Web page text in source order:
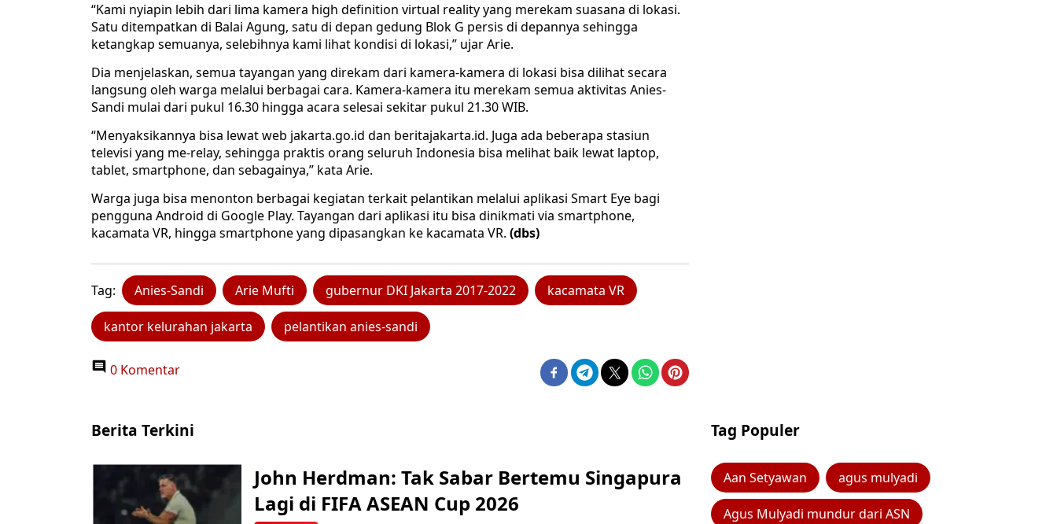
“Kami nyiapin lebih dari lima kamera high definition virtual reality yang merekam suasana di lokasi.
Satu ditempatkan di Balai Agung, satu di depan gedung Blok G persis di depannya sehingga
ketangkap semuanya, selebihnya kami lihat kondisi di lokasi,” ujar Arie.
Dia menjelaskan, semua tayangan yang direkam dari kamera-kamera di lokasi bisa dilihat secara
langsung oleh warga melalui berbagai cara. Kamera-kamera itu merekam semua aktivitas Anies-
Sandi mulai dari pukul 16.30 hingga acara selesai sekitar pukul 21.30 WIB.
“Menyaksikannya bisa lewat web jakarta.go.id dan beritajakarta.id. Juga ada beberapa stasiun
televisi yang me-relay, sehingga praktis orang seluruh Indonesia bisa melihat baik lewat laptop,
tablet, smartphone, dan sebagainya,” kata Arie.
Warga juga bisa menonton berbagai kegiatan terkait pelantikan melalui aplikasi Smart Eye bagi
pengguna Android di Google Play. Tayangan dari aplikasi itu bisa dinikmati via smartphone,
kacamata VR, hingga smartphone yang dipasangkan ke kacamata VR. (dbs)
Tag: Anies-Sandi Arie Mufti gubernur DKI Jakarta 2017-2022 kacamata VR
kantor kelurahan jakarta pelantikan anies-sandi
0 Komentar
Berita Terkini
John Herdman: Tak Sabar Bertemu Singapura
Lagi di FIFA ASEAN Cup 2026
Tag Populer
Aan Setyawan agus mulyadi
Agus Mulyadi mundur dari ASN